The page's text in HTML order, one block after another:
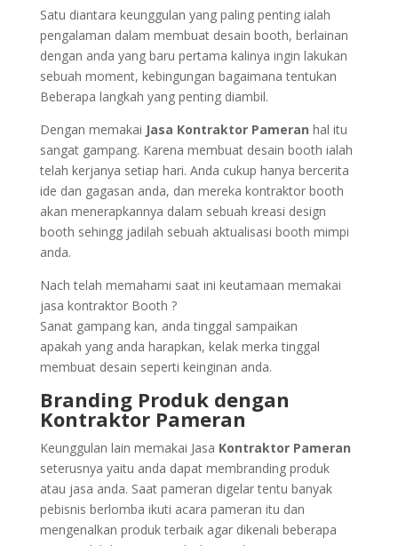
Satu diantara keunggulan yang paling penting ialah
pengalaman dalam membuat desain booth, berlainan
dengan anda yang baru pertama kalinya ingin lakukan
sebuah moment, kebingungan bagaimana tentukan
Beberapa langkah yang penting diambil.
Dengan memakai Jasa Kontraktor Pameran hal itu
sangat gampang. Karena membuat desain booth ialah
telah kerjanya setiap hari. Anda cukup hanya bercerita
ide dan gagasan anda, dan mereka kontraktor booth
akan menerapkannya dalam sebuah kreasi design
booth sehingg jadilah sebuah aktualisasi booth mimpi
anda.
Nach telah memahami saat ini keutamaan memakai
jasa kontraktor Booth ?
Sanat gampang kan, anda tinggal sampaikan
apakah yang anda harapkan, kelak merka tinggal
membuat desain seperti keinginan anda.
Branding Produk dengan
Kontraktor Pameran
Keunggulan lain memakai Jasa Kontraktor Pameran
seterusnya yaitu anda dapat membranding produk
atau jasa anda. Saat pameran digelar tentu banyak
pebisnis berlomba ikuti acara pameran itu dan
mengenalkan produk terbaik agar dikenali beberapa